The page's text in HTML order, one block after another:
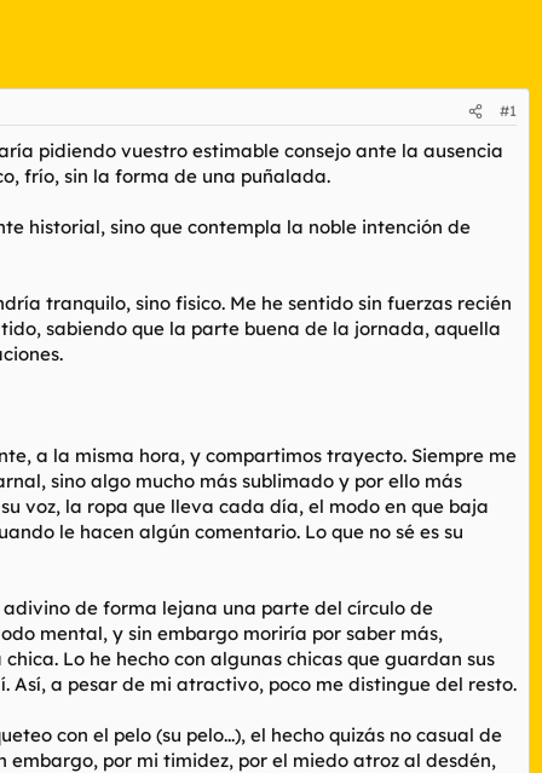
#1
pidiendo vuestro estimable consejo ante la ausencia
frío, sin la forma de una puñalada.
historial, sino que contempla la noble intención de
tranquilo, sino fisico. Me he sentido sin fuerzas recién
sabiendo que la parte buena de la jornada, aquella
a la misma hora, y compartimos trayecto. Siempre me
sino algo mucho más sublimado y por ello más
voz, la ropa que lleva cada día, el modo en que baja
le hacen algún comentario. Lo que no sé es su
de forma lejana una parte del círculo de
mental, y sin embargo moriría por saber más,
Lo he hecho con algunas chicas que guardan sus
Así, a pesar de mi atractivo, poco me distingue del resto.
con el pelo (su pelo...), el hecho quizás no casual de
embargo, por mi timidez, por el miedo atroz al desdén,